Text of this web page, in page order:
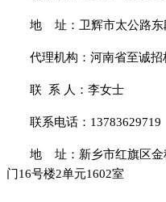
地 址：卫辉市太公路东
代理机构：河南省至诚招
联 系 人：李女士
联系电话： 13783629719
地 址： 新乡市红旗区
门 16号楼2单元1602室